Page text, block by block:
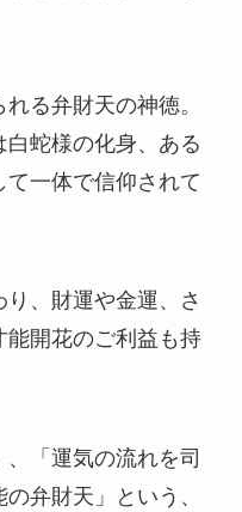
る弁財天の神徳。
蛇様の化身、ある
一体で信仰されて
、財運や金運、さ
能開花のご利益も持
「運気の流れを司
弁財天」という、